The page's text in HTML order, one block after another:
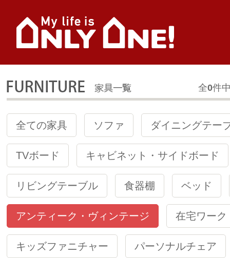
全0件
全ての家具 ソファ ダイニングテー
TVボード キャビネット・サイドボード
リビングテーブル 食器棚 ベッド
アンティーク・ヴィンテージ 在宅ワーク
キッズファニチャー パーソナルチェア